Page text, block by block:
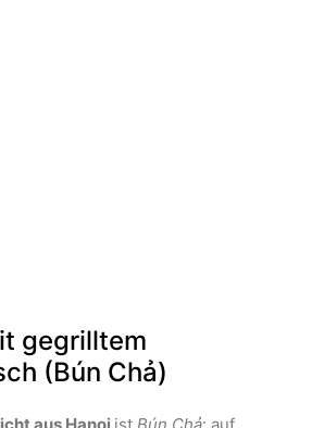
gegrilltem
(Bún Chả)